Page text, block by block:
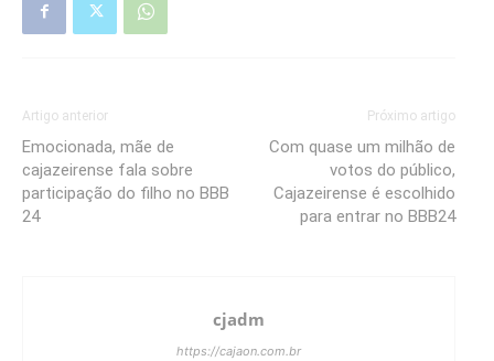
Artigo anterior
Emocionada, mãe de
cajazeirense fala sobre
participação do filho no BBB
24
Próximo artigo
Com quase um milhão de
votos do público,
Cajazeirense é escolhido
para entrar no BBB24
cjadm
https://cajaon.com.br